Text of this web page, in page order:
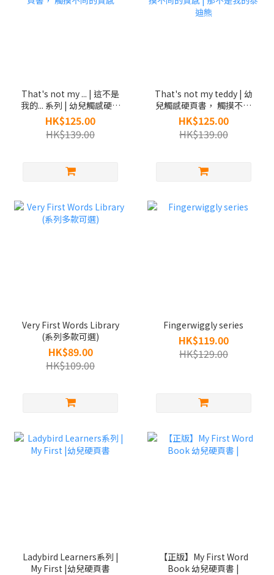
That's not my ... | 這不是
我的... 系列 | 幼兒觸感硬頁
書， 觸摸不同的質感
HK$125.00
HK$139.00
That's not my teddy | 幼
兒觸感硬頁書， 觸摸不同
的質感 | 那不是我的泰迪
熊
HK$125.00
HK$139.00
Very First Words Library
(系列多款可選)
HK$89.00
HK$109.00
Fingerwiggly series
HK$119.00
HK$129.00
Ladybird Learners系列 |
My First |幼兒硬頁書
【正版】My First Word
Book 幼兒硬頁書 |